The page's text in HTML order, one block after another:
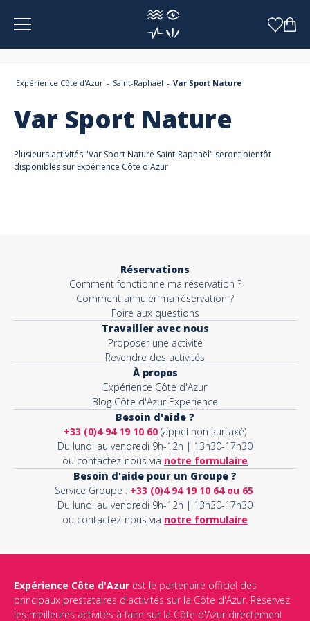
Panneau de gestion des cookies
Expérience Côte d'Azur Saint-Raphaël Var Sport Nature
Var Sport Nature
Plusieurs activités "Var Sport Nature Saint-Raphaël" seront bientôt
disponibles sur Expérience Côte d'Azur
Réservations
Comment fonctionne ma réservation ?
Comment annuler ma réservation ?
Foire aux questions
Travailler avec nous
Proposer une activité
Revendre des activités
À propos
Expérience Côte d'Azur
Blog Côte d'Azur Experience
Besoin d'aide ?
+33 (0)4 94 19 10 60 (appel non surtaxé)
Du lundi au vendredi 9h-12h | 13h30-17h30
ou contactez-nous via notre formulaire
Besoin d'aide pour un Groupe ?
Service Groupe : +33 (0)4 94 19 10 64 ou 65
Du lundi au vendredi 9h-12h | 13h30-17h30
ou contactez-nous via notre formulaire
Expérience Côte d'Azur est le partenaire officiel des
principaux prestataires d'activités sur la Côte d'Azur. Réservez
les meilleures activités à faire sur la Côte d'Azur directement